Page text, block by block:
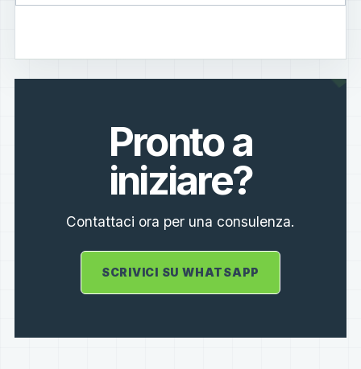
Pronto a
iniziare?
Contattaci ora per una consulenza.
SCRIVICI SU WHATSAPP